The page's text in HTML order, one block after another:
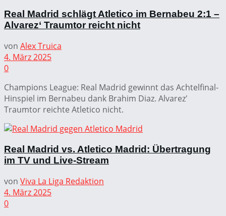
Real Madrid schlägt Atletico im Bernabeu 2:1 –
Alvarez‘ Traumtor reicht nicht
von Alex Truica
4. März 2025
0
Champions League: Real Madrid gewinnt das Achtelfinal-
Hinspiel im Bernabeu dank Brahim Diaz. Alvarez'
Traumtor reichte Atletico nicht.
Real Madrid vs. Atletico Madrid: Übertragung
im TV und Live-Stream
von Viva La Liga Redaktion
4. März 2025
0